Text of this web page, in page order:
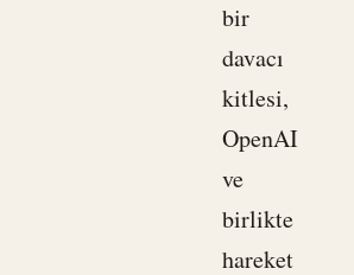
bir
davacı
kitlesi,
OpenAI
ve
birlikte
hareket